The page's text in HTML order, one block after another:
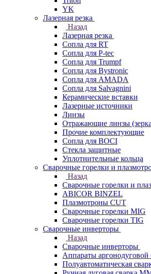
YK
Лазерная резка
Назад
Лазерная резка
Сопла для RT
Сопла для P-tec
Сопла для Trumpf
Сопла для Bystronic
Сопла для AMADA
Сопла для Salvagnini
Керамические вставки
Лазерные источники
Линзы
Отражающие линзы
Прочие комплектующие
Сопла для BOCI
Стекла защитные
Уплотнительные кольца
Сварочные горелки и
Назад
Сварочные горелки и
ABICOR BINZEL
Плазмотроны CUT
Сварочные горелки MIG
Сварочные горелки TIG
Сварочные инверторы
Назад
Сварочные инверторы
Аппараты аргонодуговой
Полуавтоматическая